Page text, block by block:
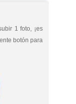
1 foto, ¡es
botón para